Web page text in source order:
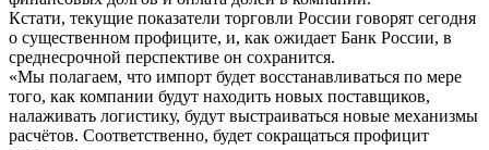
Кстати, текущие показатели торговли России говорят сегодня
о существенном профиците, и, как ожидает Банк России, в
среднесрочной перспективе он сохранится.
«Мы полагаем, что импорт будет восстанавливаться по мере
того, как компании будут находить новых поставщиков,
налаживать логистику, будут выстраиваться новые механизмы
расчётов. Соответственно, будет сокращаться профицит